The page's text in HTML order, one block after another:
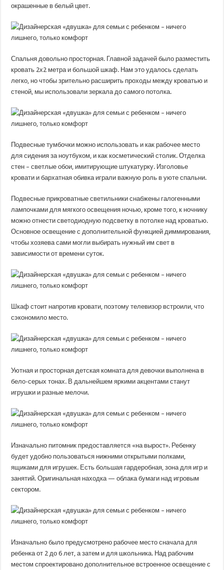
окрашенные в белый цвет.
Спальня довольно просторная. Главной задачей было разместить
кровать 2х2 метра и большой шкаф. Нам это удалось сделать
легко, но чтобы зрительно расширить проходы между кроватью и
стеной, мы использовали зеркала до самого потолка.
Подвесные тумбочки можно использовать и как рабочее место
для сидения за ноутбуком, и как косметический столик. Отделка
стен – светлые обои, имитирующие штукатурку. Изголовье
кровати и бархатная обивка играли важную роль в уюте спальни.
Подвесные прикроватные светильники снабжены галогенными
лампочками для мягкого освещения ночью, кроме того, к ночнику
можно отнести светодиодную подсветку в потолке над кроватью.
Основное освещение с дополнительной функцией диммирования,
чтобы хозяева сами могли выбирать нужный им свет в
зависимости от времени суток.
Шкаф стоит напротив кровати, поэтому телевизор встроили, что
сэкономило место.
Уютная и просторная детская комната для девочки выполнена в
бело-серых тонах. В дальнейшем яркими акцентами станут
игрушки и разные мелочи.
Изначально питомник предоставляется «на вырост». Ребенку
будет удобно пользоваться нижними открытыми полками,
ящиками для игрушек. Есть большая гардеробная, зона для игр и
занятий. Оригинальная находка — облака бумаги над игровым
сектором.
Изначально было предусмотрено рабочее место сначала для
ребенка от 2 до 6 лет, а затем и для школьника. Над рабочим
местом спроектировано дополнительное встроенное освещение с